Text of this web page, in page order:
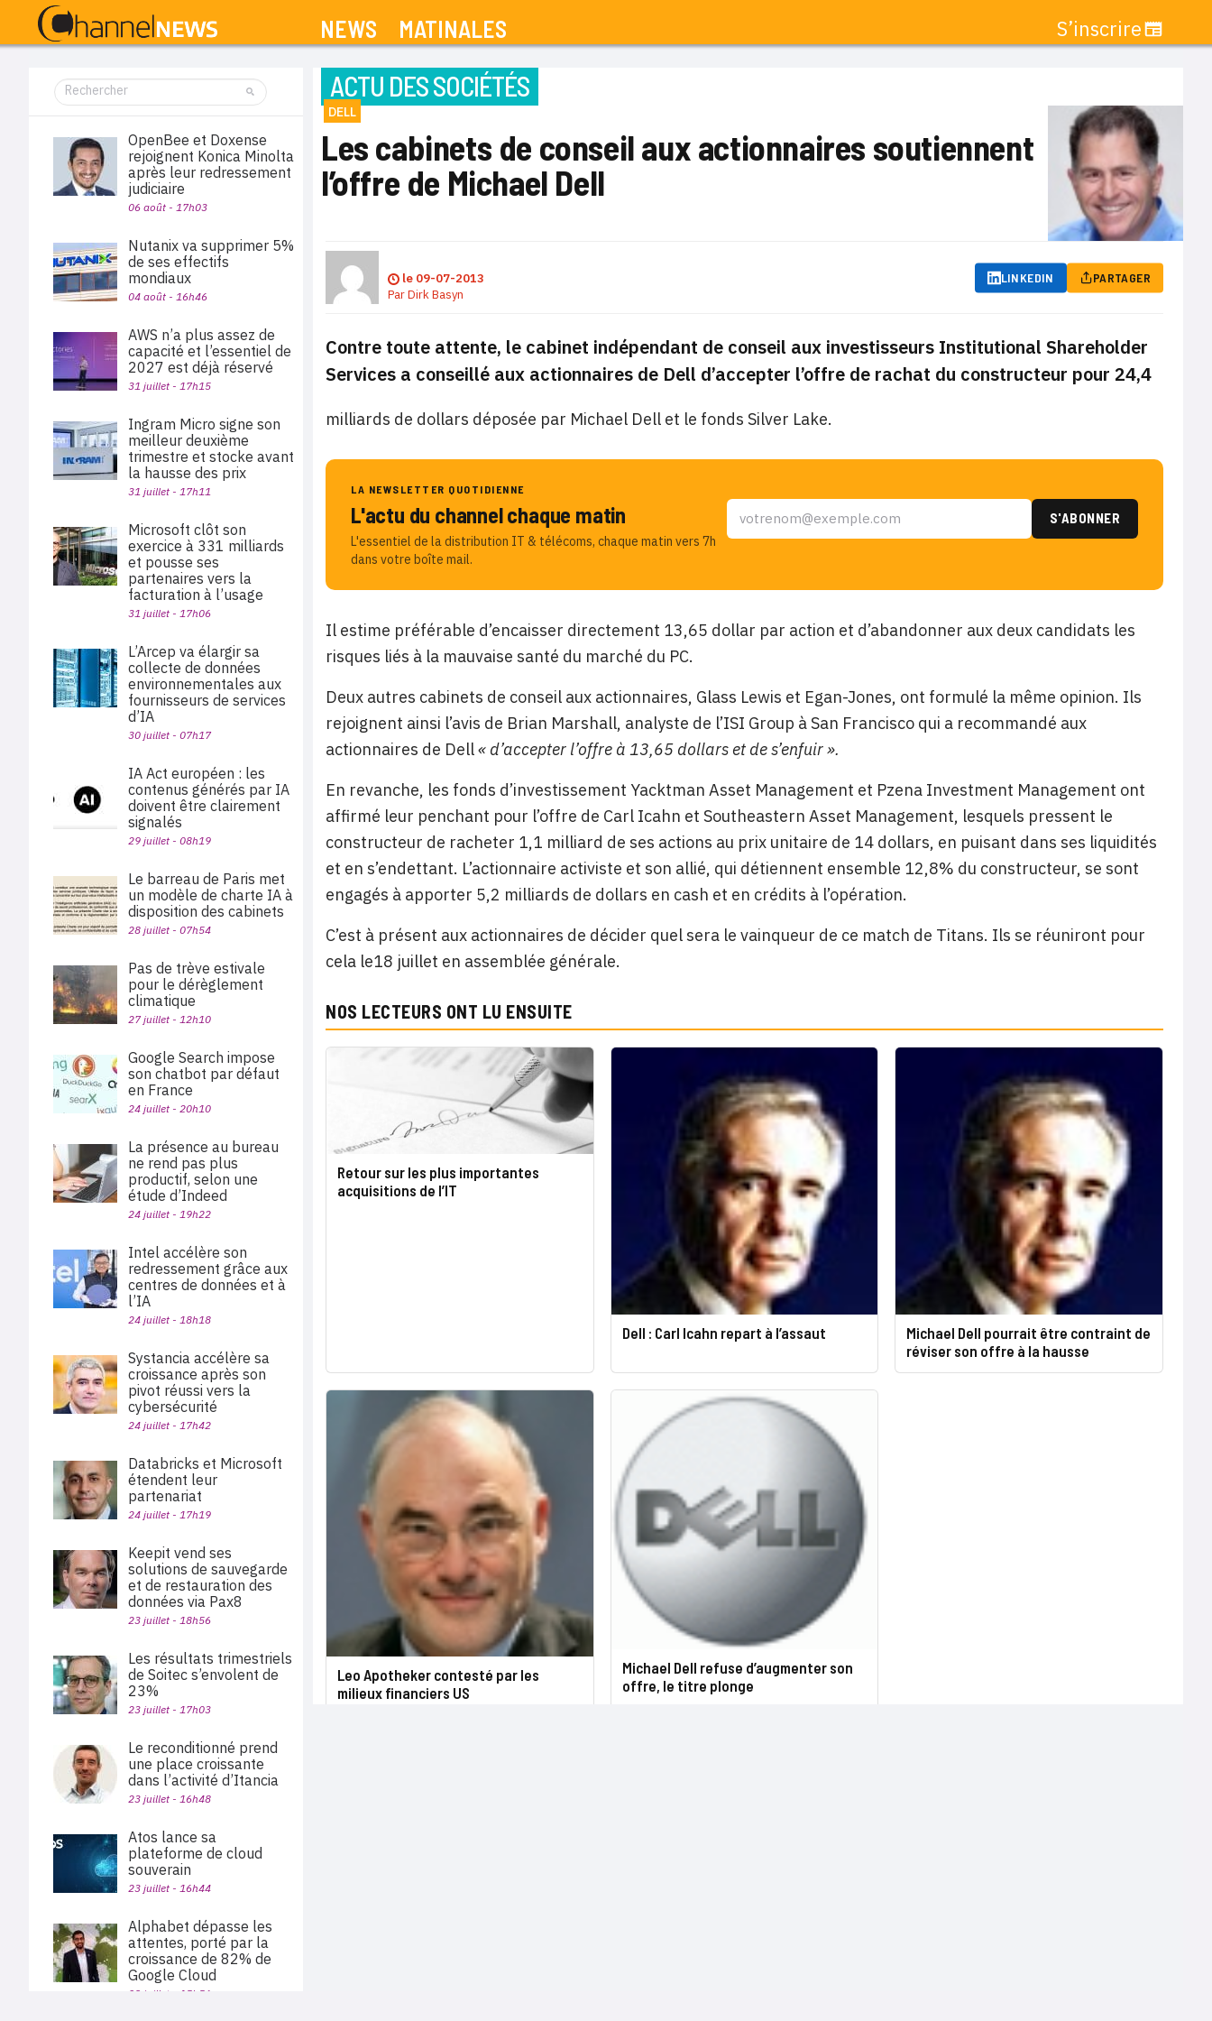
NEWS MATINALES S’inscrire
ACTU DES SOCIÉTÉS
DELL
Les cabinets de conseil aux actionnaires soutiennent
l’offre de Michael Dell
le 09-07-2013
ParDirk Basyn
LINKEDIN PARTAGER
Contre toute attente, le cabinet indépendant de conseil aux investisseurs Institutional Shareholder
Services a conseillé aux actionnaires de Dell d’accepter l’offre de rachat du constructeur pour 24,4
milliards de dollars déposée par Michael Dell et le fonds Silver Lake.
LA NEWSLETTER QUOTIDIENNE
L'actu du channel chaque matin
L'essentiel de la distribution IT & télécoms, chaque matin vers 7h
dans votre boîte mail.
Il estime préférable d’encaisser directement 13,65 dollar par action et d’abandonner aux deux candidats les
risques liés à la mauvaise santé du marché du PC.
Deux autres cabinets de conseil aux actionnaires, Glass Lewis et Egan-Jones, ont formulé la même opinion. Ils
rejoignent ainsi l’avis de Brian Marshall, analyste de l’ISI Group à San Francisco qui a recommandé aux
actionnaires de Dell« d’accepter l’offre à 13,65 dollars et de s’enfuir ».
En revanche, les fonds d’investissement Yacktman Asset Management et Pzena Investment Management ont
affirmé leur penchant pour l’offre de Carl Icahn et Southeastern Asset Management, lesquels pressent le
constructeur de racheter 1,1 milliard de ses actions au prix unitaire de 14 dollars, en puisant dans ses liquidités
et en s’endettant. L’actionnaire activiste et son allié, qui détiennent ensemble 12,8% du constructeur, se sont
engagés à apporter 5,2 milliards de dollars en cash et en crédits à l’opération.
C’est à présent aux actionnaires de décider quel sera le vainqueur de ce match de Titans. Ils se réuniront pour
cela le18 juillet en assemblée générale.
NOS LECTEURS ONT LU ENSUITE
Retour sur les plus importantes
acquisitions de l’IT
Dell : Carl Icahn repart à l’assaut
Michael Dell pourrait être contraint de
réviser son offre à la hausse
Leo Apotheker contesté par les
milieux financiers US
Michael Dell refuse d’augmenter son
offre, le titre plonge
OpenBee et Doxense
rejoignent Konica Minolta
après leur redressement
judiciaire
06 août - 17h03
Nutanix va supprimer 5%
de ses effectifs
mondiaux
04 août - 16h46
AWS n’a plus assez de
capacité et l’essentiel de
2027 est déjà réservé
31 juillet - 17h15
Ingram Micro signe son
meilleur deuxième
trimestre et stocke avant
la hausse des prix
31 juillet - 17h11
Microsoft clôt son
exercice à 331 milliards
et pousse ses
partenaires vers la
facturation à l’usage
31 juillet - 17h06
L’Arcep va élargir sa
collecte de données
environnementales aux
fournisseurs de services
d’IA
30 juillet - 07h17
IA Act européen : les
contenus générés par IA
doivent être clairement
signalés
29 juillet - 08h19
Le barreau de Paris met
un modèle de charte IA à
disposition des cabinets
28 juillet - 07h54
Pas de trève estivale
pour le dérèglement
climatique
27 juillet - 12h10
Google Search impose
son chatbot par défaut
en France
24 juillet - 20h10
La présence au bureau
ne rend pas plus
productif, selon une
étude d’Indeed
24 juillet - 19h22
Intel accélère son
redressement grâce aux
centres de données et à
l’IA
24 juillet - 18h18
Systancia accélère sa
croissance après son
pivot réussi vers la
cybersécurité
24 juillet - 17h42
Databricks et Microsoft
étendent leur
partenariat
24 juillet - 17h19
Keepit vend ses
solutions de sauvegarde
et de restauration des
données via Pax8
23 juillet - 18h56
Les résultats trimestriels
de Soitec s’envolent de
23%
23 juillet - 17h03
Le reconditionné prend
une place croissante
dans l’activité d’Itancia
23 juillet - 16h48
Atos lance sa
plateforme de cloud
souverain
23 juillet - 16h44
Alphabet dépasse les
attentes, porté par la
croissance de 82% de
Google Cloud
23 juillet - 15h56